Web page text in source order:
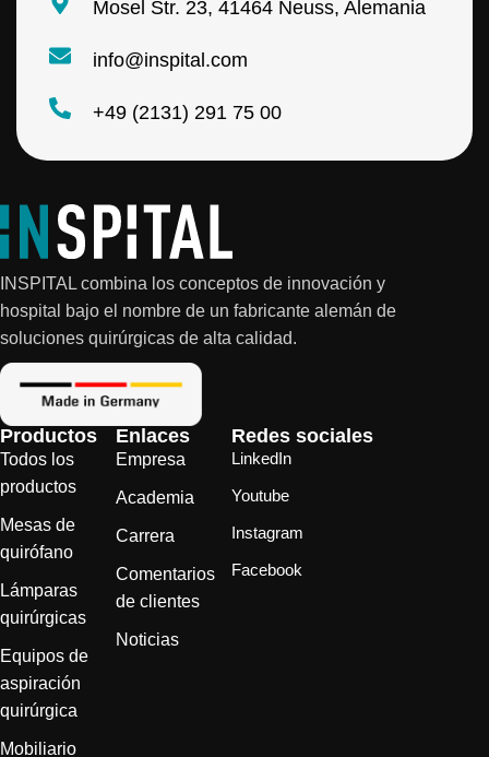
o
r
n
c
o
Mosel Str. 23, 41464 Neuss, Alemania
info@inspital.com
+49 (2131) 291 75 00
INSPITAL combina los conceptos de innovación y
hospital bajo el nombre de un fabricante alemán de
soluciones quirúrgicas de alta calidad.
Productos
Todos los
productos
Mesas de
quirófano
Lámparas
quirúrgicas
Equipos de
aspiración
quirúrgica
Mobiliario
Enlaces
Empresa
Academia
Carrera
Comentarios
de clientes
Noticias
Redes sociales
LinkedIn
Youtube
Instagram
Facebook